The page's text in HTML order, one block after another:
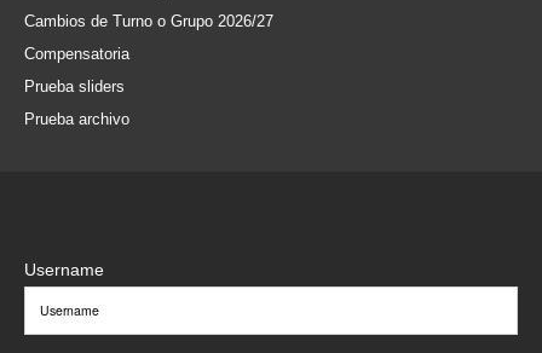
Cambios de Turno o Grupo 2026/27
Compensatoria
Prueba sliders
Prueba archivo
Username